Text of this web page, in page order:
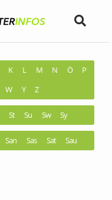
K L M N Ö
P
W Y Z
St Su Sw Sy
San Sas Sat Sau